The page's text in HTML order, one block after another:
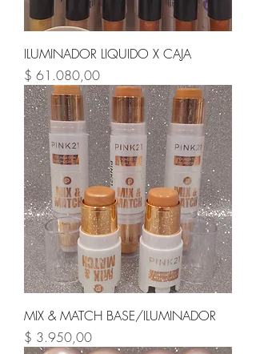
ILUMINADOR LIQUIDO X CAJA
Precio
$ 61.080,00
MIX & MATCH BASE/ILUMINADOR
Precio
$ 3.950,00